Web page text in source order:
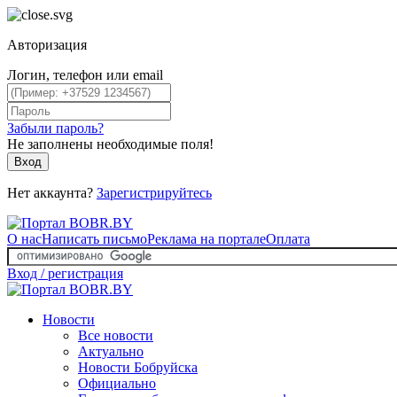
Авторизация
Логин, телефон или email
Забыли пароль?
Не заполнены необходимые поля!
Вход
Нет аккаунта? Зарегистрируйтесь
О насНаписать письмоРеклама на порталеОплата
Вход / регистрация
Новости
Все новости
Актуально
Новости Бобруйска
Официально